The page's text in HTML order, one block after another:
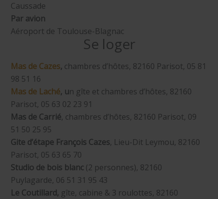
Caussade
Par avion
Aéroport de Toulouse-Blagnac​​
Se loger
Mas de Cazes, chambres d’hôtes, 82160 Parisot, 05 81
98 51 16
Mas de Laché, un gîte et chambres d’hôtes, 82160
Parisot, 05 63 02 23 91
Mas de Carrié, chambres d’hôtes, 82160 Parisot, 09
51 50 25 95
Gite d’étape François Cazes, Lieu-Dit Leymou, 82160
Parisot, 05 63 65 70
Studio de bois blanc (2 personnes), 82160
Puylagarde, 06 51 31 95 43 ​​
Le Coutillard, gîte, cabine & 3 roulottes, 82160